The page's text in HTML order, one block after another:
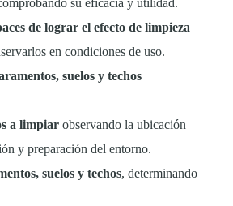
su eficacia y utilidad.
de lograr el efecto de limpieza
en condiciones de uso.
suelos y techos
a limpiar observando la ubicación
y preparación del entorno.
suelos y techos, determinando